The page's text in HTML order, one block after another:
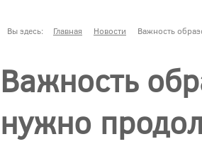
Вы здесь: Главная Новости Важность
Важность
нужно